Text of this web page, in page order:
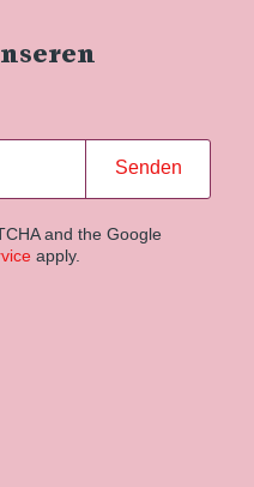
Senden
and the Google
apply.